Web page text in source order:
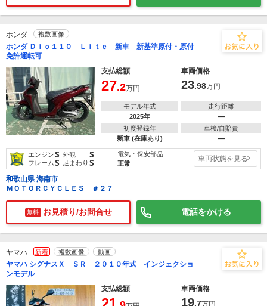
ホンダ 複数画像
ホンダ Ｄｉｏ１１０ Ｌｉｔｅ 新車 新基準原付・原付
免許運転可
支払総額
車両価格
27.2万円 23.98万円
モデル年式
2025年
走行距離
―
初度登録年
新車 (在庫あり)
車検/自賠責
―
エンジンS 外観 S
フレームS 足まわり S
電気・保安部品
正常
車両状態を見る
和歌山県 海南市
ＭＯＴＯＲＣＹＣＬＥＳ ＃２７
無料 お見積り/お問合せ 電話をかける
ヤマハ 新着 複数画像 動画
ヤマハ シグナスＸ ＳＲ ２０１０年式 インジェクショ
ンモデル
支払総額
車両価格
19.7万円